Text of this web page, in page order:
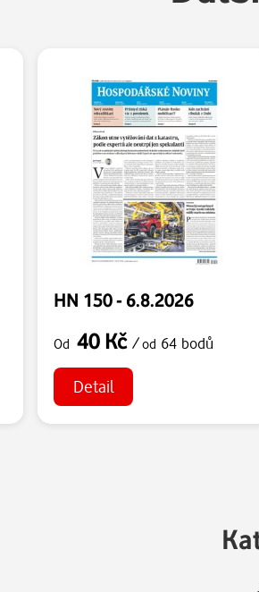
HN 150 - 6.8.2026
Od 40 Kč /od 64 bodů
Detail